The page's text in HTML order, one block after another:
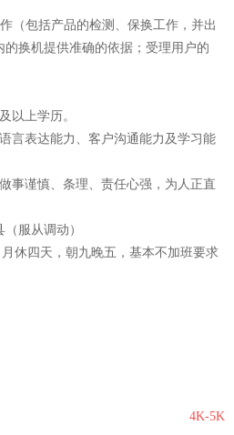
（包括产品的检测、保换工作，并出
换机提供准确的依据；受理用户的
以上学历。
言表达能力、客户沟通能力及学习能
事谨慎、条理、责任心强，为人正直
服从调动）
休四天，朝九晚五，基本不加班要求
4K-5K